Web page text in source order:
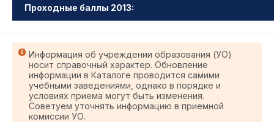
Проходные баллы 2013:
Информация об учреждении образования (УО)
носит справочный характер. Обновление
информации в Каталоге проводится самими
учебными заведениями, однако в порядке и
условиях приема могут быть изменения.
Советуем уточнять информацию в приемной
комиссии УО.